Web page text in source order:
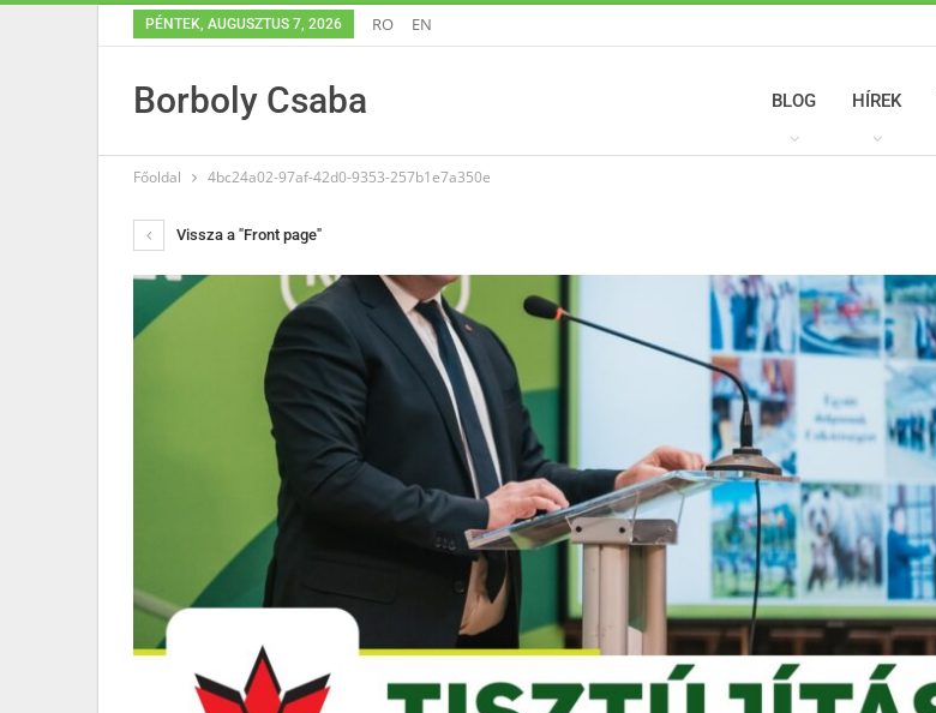
PÉNTEK, AUGUSZTUS 7, 2026 RO EN
Borboly Csaba BLOG HÍREK
Főoldal 4bc24a02-97af-42d0-9353-257b1e7a350e
Vissza a "Front page"